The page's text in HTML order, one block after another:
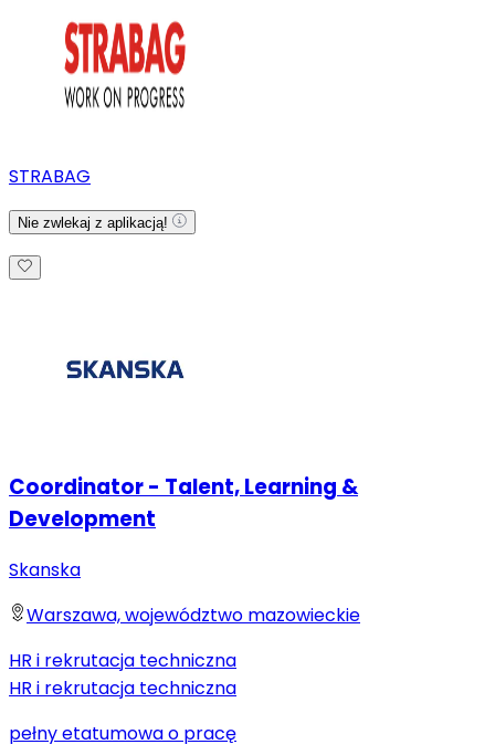
STRABAG
Nie zwlekaj z aplikacją!
Coordinator - Talent, Learning &
Development
Skanska
Warszawa, województwo mazowieckie
HR i rekrutacja techniczna
HR i rekrutacja techniczna
pełny etatumowa o pracę